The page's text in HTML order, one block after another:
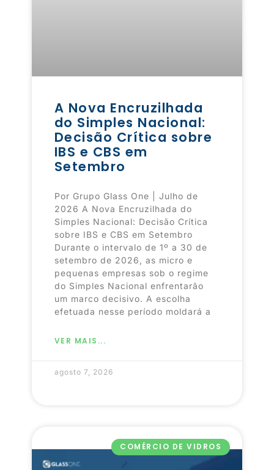
A Nova Encruzilhada
do Simples Nacional:
Decisão Crítica sobre
IBS e CBS em
Setembro
Por Grupo Glass One | Julho de
2026 A Nova Encruzilhada do
Simples Nacional: Decisão Crítica
sobre IBS e CBS em Setembro
Durante o intervalo de 1º a 30 de
setembro de 2026, as micro e
pequenas empresas sob o regime
do Simples Nacional enfrentarão
um marco decisivo. A escolha
efetuada nesse período moldará a
VER MAIS...
agosto 7, 2026
COMÉRCIO DE VIDROS